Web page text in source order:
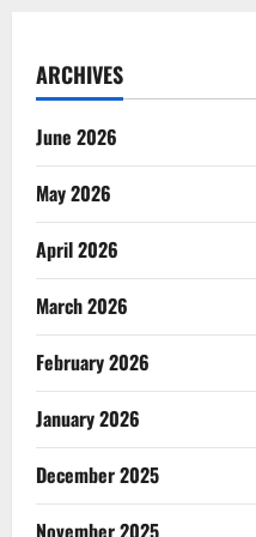
ARCHIVES
June 2026
May 2026
April 2026
March 2026
February 2026
January 2026
December 2025
November 2025